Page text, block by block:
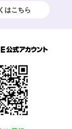
はこちら